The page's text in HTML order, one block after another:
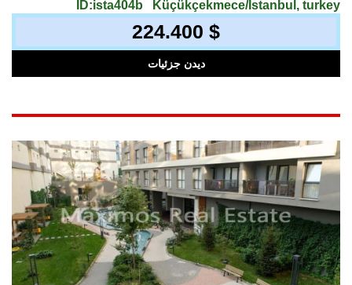
ID:ista404b Küçükçekmece/İstanbul, turkey
224.400 $
دیدن جزئیات